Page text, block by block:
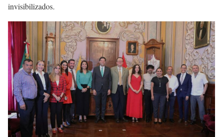
invisibilizados.